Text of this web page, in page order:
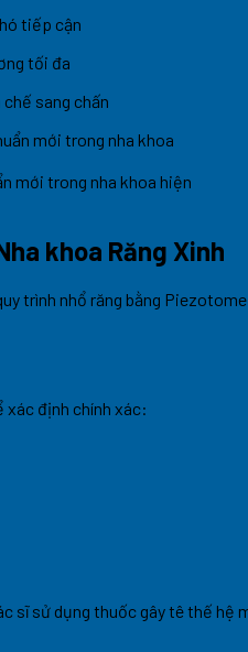
tiếp cận
tối đa
sang chấn
mới trong nha khoa hiện
khoa Răng Xinh
trình nhổ răng bằng
xác định chính xác:
sĩ sử dụng thuốc gây tê thế hệ